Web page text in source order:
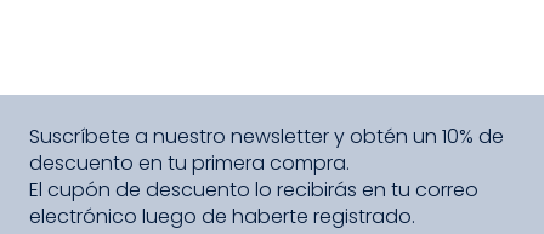
Suscríbete a nuestro newsletter y obtén un 10% de
descuento en tu primera compra.
El cupón de descuento lo recibirás en tu correo
electrónico luego de haberte registrado.